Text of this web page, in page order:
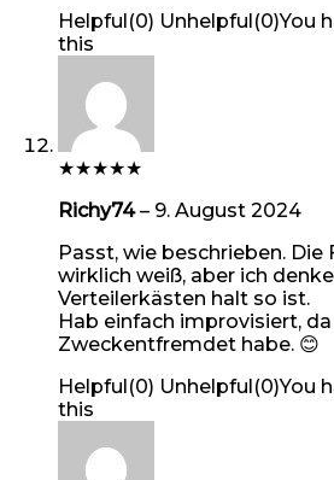
Helpful(0) Unhelpful(0)You
this
★★★★★
Richy74– 9. August 2024
Passt, wie beschrieben.
wirklich weiß, aber ich
Verteilerkästen halt so ist.
Hab einfach improvisiert, da
Zweckentfremdet habe. 😊
Helpful(0) Unhelpful(0)You
this